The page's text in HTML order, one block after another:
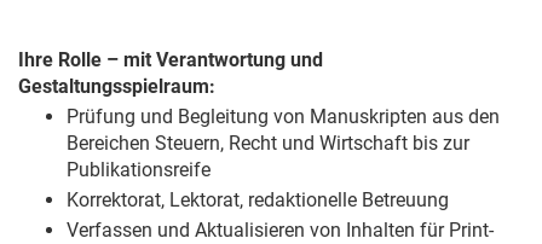
Ihre Rolle – mit Verantwortung und
Gestaltungsspielraum:
Prüfung und Begleitung von Manuskripten aus den
Bereichen Steuern, Recht und Wirtschaft bis zur
Publikationsreife
Korrektorat, Lektorat, redaktionelle Betreuung
Verfassen und Aktualisieren von Inhalten für Print-